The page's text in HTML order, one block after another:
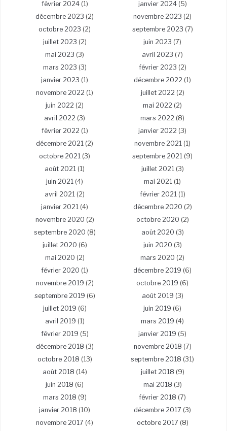
février 2024(1) janvier 2024(5)
décembre 2023 (2) novembre 2023 (2)
octobre 2023 (2) septembre 2023 (7)
juillet 2023 (2) juin 2023 (7)
mai 2023 (3) avril 2023 (7)
mars 2023 (3) février 2023 (2)
janvier 2023 (1) décembre 2022 (1)
novembre 2022 (1) juillet 2022 (2)
juin 2022 (2) mai 2022 (2)
avril 2022 (3) mars 2022 (8)
février 2022 (1) janvier 2022 (3)
décembre 2021 (2) novembre 2021 (1)
octobre 2021 (3) septembre 2021 (9)
août 2021 (1) juillet 2021(3)
juin 2021 (4) mai 2021 (1)
avril 2021 (2) février 2021(1)
janvier 2021 (4) décembre 2020 (2)
novembre 2020 (2) octobre 2020 (2)
septembre 2020 (8) août 2020 (3)
juillet 2020 (6) juin 2020 (3)
mai 2020 (2) mars 2020 (2)
février 2020 (1) décembre 2019 (6)
novembre 2019 (2) octobre 2019 (6)
septembre 2019 (6) août 2019 (3)
juillet 2019 (6) juin 2019 (6)
avril 2019 (1) mars 2019 (4)
février 2019 (5) janvier 2019 (5)
décembre 2018 (3) novembre 2018 (7)
octobre 2018 (13) septembre 2018 (31)
août 2018 (14) juillet 2018 (9)
juin 2018 (6) mai 2018 (3)
mars 2018 (9) février 2018 (7)
janvier 2018 (10) décembre 2017 (3)
novembre 2017 (4) octobre 2017 (8)